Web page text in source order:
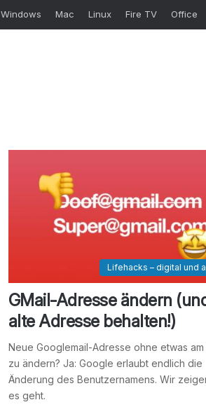
Windows Mac Linux Fire TV Office
Lifehacks – digital und
GMail-Adresse ändern
alte Adresse behalten!)
Neue Googlemail-Adresse ohne etwas am
zu ändern? Ja: Google erlaubt endlich die
Änderung des Benutzernamens. Wir
es geht.